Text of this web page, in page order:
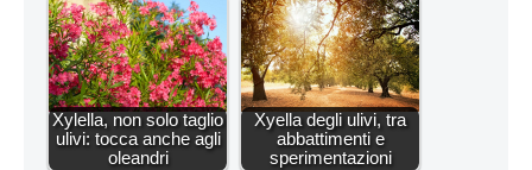
Xylella, non solo taglio
ulivi: tocca anche agli
oleandri
Xyella degli ulivi, tra
abbattimenti e
sperimentazioni